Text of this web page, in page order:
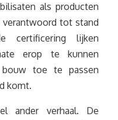
als producten
verantwoord tot stand
certificering lijken
erop te kunnen
toe te passen
komt.
ander verhaal. De